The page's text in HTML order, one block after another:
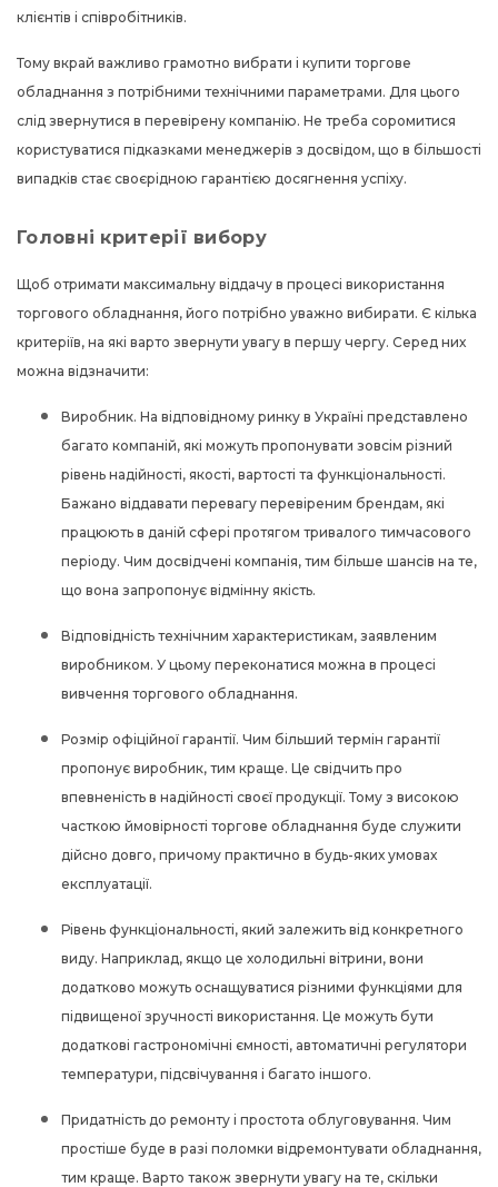
клієнтів і співробітників.
Тому вкрай важливо грамотно вибрати і купити торгове
обладнання з потрібними технічними параметрами. Для цього
слід звернутися в перевірену компанію. Не треба соромитися
користуватися підказками менеджерів з досвідом, що в більшості
випадків стає своєрідною гарантією досягнення успіху.
Головні критерії вибору
Щоб отримати максимальну віддачу в процесі використання
торгового обладнання, його потрібно уважно вибирати. Є кілька
критеріїв, на які варто звернути увагу в першу чергу. Серед них
можна відзначити:
Виробник. На відповідному ринку в Україні представлено
багато компаній, які можуть пропонувати зовсім різний
рівень надійності, якості, вартості та функціональності.
Бажано віддавати перевагу перевіреним брендам, які
працюють в даній сфері протягом тривалого тимчасового
періоду. Чим досвідчені компанія, тим більше шансів на те,
що вона запропонує відмінну якість.
Відповідність технічним характеристикам, заявленим
виробником. У цьому переконатися можна в процесі
вивчення торгового обладнання.
Розмір офіційної гарантії. Чим більший термін гарантії
пропонує виробник, тим краще. Це свідчить про
впевненість в надійності своєї продукції. Тому з високою
часткою ймовірності торгове обладнання буде служити
дійсно довго, причому практично в будь-яких умовах
експлуатації.
Рівень функціональності, який залежить від конкретного
виду. Наприклад, якщо це холодильні вітрини, вони
додатково можуть оснащуватися різними функціями для
підвищеної зручності використання. Це можуть бути
додаткові гастрономічні ємності, автоматичні регулятори
температури, підсвічування і багато іншого.
Придатність до ремонту і простота облуговування. Чим
простіше буде в разі поломки відремонтувати обладнання,
тим краще. Варто також звернути увагу на те, скільки